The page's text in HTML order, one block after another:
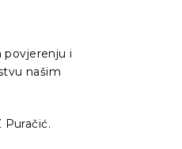
povjerenju i
našim